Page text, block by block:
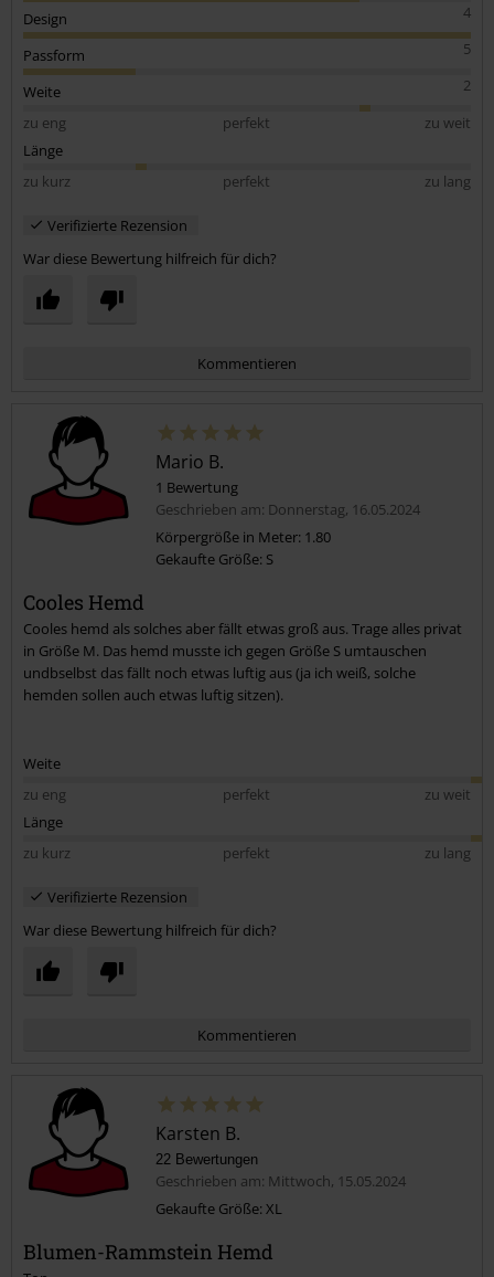
4
Design
5
Passform
2
Weite
zu eng
perfekt
zu weit
Länge
zu kurz
perfekt zu lang
Verifizierte Rezension
War diese Bewertung hilfreich für dich?
Kommentieren
Kommentar jetzt abschicken!
Mario B.
1 Bewertung
Geschrieben am: Donnerstag, 16.05.2024
Körpergröße in Meter: 1.80
Gekaufte Größe: S
Cooles Hemd
Cooles hemd als solches aber fällt etwas groß aus. Trage alles privat
in Größe M. Das hemd musste ich gegen Größe S umtauschen
undbselbst das fällt noch etwas luftig aus (ja ich weiß, solche
hemden sollen auch etwas luftig sitzen).
Weite
zu eng
perfekt
zu weit
Länge
zu kurz
perfekt zu lang
Verifizierte Rezension
War diese Bewertung hilfreich für dich?
Kommentieren
Kommentar jetzt abschicken!
Karsten B.
22 Bewertungen
Geschrieben am: Mittwoch, 15.05.2024
Gekaufte Größe: XL
Blumen-Rammstein Hemd